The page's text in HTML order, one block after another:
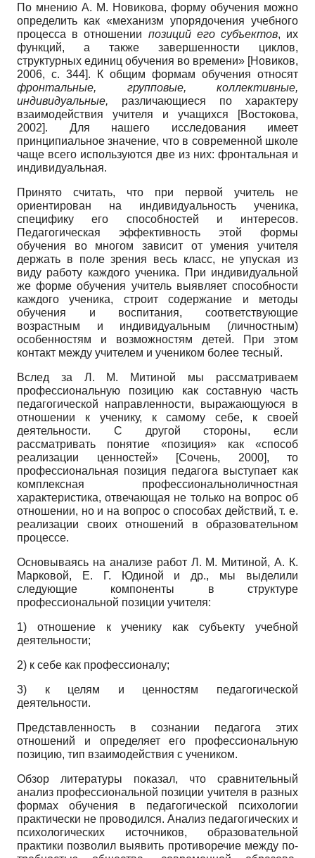
По мнению А. М. Новикова, форму обуче­ния можно
определить как «механизм упоря­дочения учебного
процесса в отношении по­зиций его субъектов, их
функций, а также за­вершенности циклов,
структурных единиц об­учения во времени» [Новиков,
2006, с. 344]. К общим фор­мам обучения относят
фронтальные, группо­вые, коллективные,
индивидуальные, разли­чающиеся по характеру
взаимодействия учи­теля и учащихся
[Востокова,
2002]. Для нашего исследования имеет
принципиальное значение, что в совре­менной школе
чаще всего используются две из них: фронтальная и
индивидуальная.
Принято считать, что при первой учитель не
ориентирован на индивидуальность учени­ка,
специфику его способностей и интересов.
Педагогическая эффективность этой формы
обучения во многом зависит от умения учите­ля
держать в поле зрения весь класс, не упу­ская из
виду работу каждого ученика. При ин­дивидуальной
же форме обучения учитель выявляет способности
каждого ученика, стро­ит содержание и методы
обучения и воспита­ния, соответствующие
возрастным и индиви­дуальным (личностным)
особенностям и воз­можностям детей. При этом
контакт между учителем и учеником более тесный.
Вслед за Л. М. Митиной мы рассматрива­ем
профессиональную позицию как состав­ную часть
педагогической направленности, выражающуюся в
отношении к ученику, к са­мому себе, к своей
деятельности. С другой стороны, если
рассматривать понятие «пози­ция» как «способ
реализации ценностей»
[Сочень, 2000], то
профессиональная позиция педагога вы­ступает как
комплексная профессионально­личностная
характеристика, отвечающая не только на вопрос об
отношении, но и на вопрос о способах действий, т. е.
реализации своих от­ношений в образовательном
процессе.
Основываясь на анализе работ Л. М. Ми­тиной, А. К.
Марковой, Е. Г. Юдиной и др., мы выделили
следующие компоненты в структу­ре
профессиональной позиции учителя:
1) отношение к ученику как субъекту учеб­ной
деятельности;
2) к себе как профессионалу;
3) к целям и ценностям педагогической
деятельности.
Представленность в сознании педагога этих
отношений и определяет его профессиональ­ную
позицию, тип взаимодействия с учеником.
Обзор литературы показал, что сравни­тельный
анализ профессиональной позиции учителя в разных
формах обучения в педаго­гической психологии
практически не прово­дился. Анализ педагогических и
психологи­ческих источников, образовательной
практи­ки позволил выявить противоречие между по­